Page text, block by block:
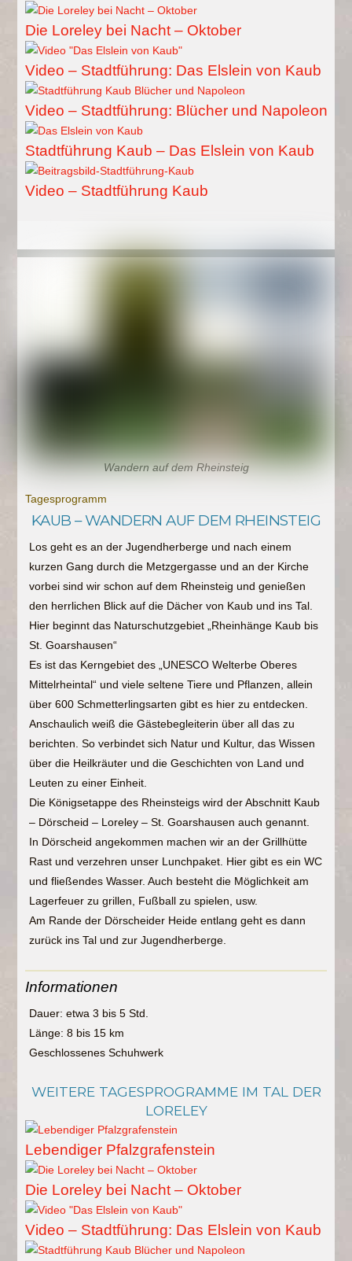
Die Loreley bei Nacht – Oktober
Video – Stadtführung: Das Elslein von Kaub
Video – Stadtführung: Blücher und Napoleon
Stadtführung Kaub – Das Elslein von Kaub
Video – Stadtführung Kaub
Wandern auf dem Rheinsteig
Tagesprogramm
KAUB – WANDERN AUF DEM RHEINSTEIG
Los geht es an der Jugendherberge und nach einem
kurzen Gang durch die Metzgergasse und an der Kirche
vorbei sind wir schon auf dem Rheinsteig und genießen
den herrlichen Blick auf die Dächer von Kaub und ins Tal.
Hier beginnt das Naturschutzgebiet „Rheinhänge Kaub bis
St. Goarshausen“
Es ist das Kerngebiet des „UNESCO Welterbe Oberes
Mittelrheintal“ und viele seltene Tiere und Pflanzen, allein
über 600 Schmetterlingsarten gibt es hier zu entdecken.
Anschaulich weiß die Gästebegleiterin über all das zu
berichten. So verbindet sich Natur und Kultur, das Wissen
über die Heilkräuter und die Geschichten von Land und
Leuten zu einer Einheit.
Die Königsetappe des Rheinsteigs wird der Abschnitt Kaub
– Dörscheid – Loreley – St. Goarshausen auch genannt.
In Dörscheid angekommen machen wir an der Grillhütte
Rast und verzehren unser Lunchpaket. Hier gibt es ein WC
und fließendes Wasser. Auch besteht die Möglichkeit am
Lagerfeuer zu grillen, Fußball zu spielen, usw.
Am Rande der Dörscheider Heide entlang geht es dann
zurück ins Tal und zur Jugendherberge.
Informationen
Dauer: etwa 3 bis 5 Std.
Länge: 8 bis 15 km
Geschlossenes Schuhwerk
WEITERE TAGESPROGRAMME IM TAL DER
LORELEY
Lebendiger Pfalzgrafenstein
Die Loreley bei Nacht – Oktober
Video – Stadtführung: Das Elslein von Kaub